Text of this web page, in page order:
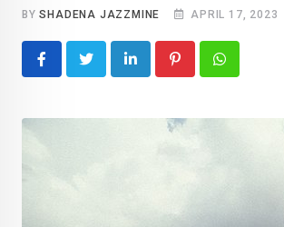
BYSHADENA JAZZMINE APRIL 17, 2023